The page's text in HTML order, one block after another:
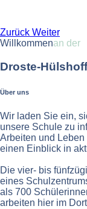
Zurück Weiter
Willkommenan der
Droste-
Über uns
Wir laden Sie ein,
unsere Schule zu
Arbeiten und
einen Einblick in
Die vier- bis
eines
als 700
arbeiten hier im